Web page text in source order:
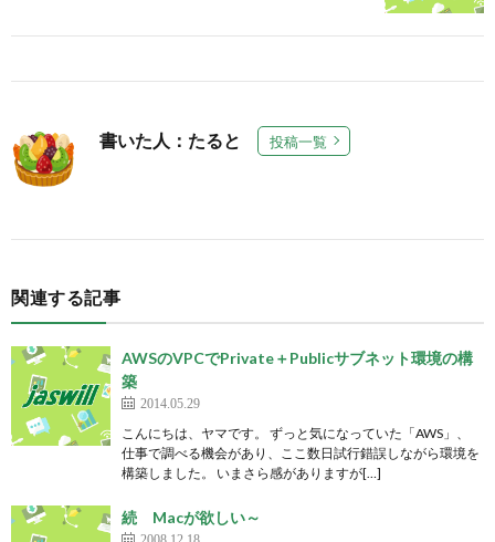
書いた人：たると 投稿一覧
関連する記事
AWSのVPCでPrivate＋Publicサブネット環境の構
築
2014.05.29
こんにちは、ヤマです。 ずっと気になっていた「AWS」、
仕事で調べる機会があり、ここ数日試行錯誤しながら環境を
構築しました。 いまさら感がありますが[…]
続 Macが欲しい～
2008.12.18